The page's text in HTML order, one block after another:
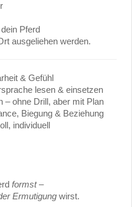
Pferd
ausgeliehen werden.
& Gefühl
lesen & einsetzen
– ohne Drill, aber mit Plan
Biegung & Beziehung
individuell
formst–
Ermutigung wirst.